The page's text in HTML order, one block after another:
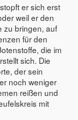
er sich erst
weil er den
zu bringen, auf
für den
die im
sich. Die
der sein
noch weniger
reißen und
mit